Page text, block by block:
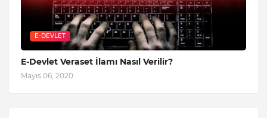
E-DEVLET
E-Devlet Veraset İlamı Nasıl Verilir?
Mayıs 06, 2020